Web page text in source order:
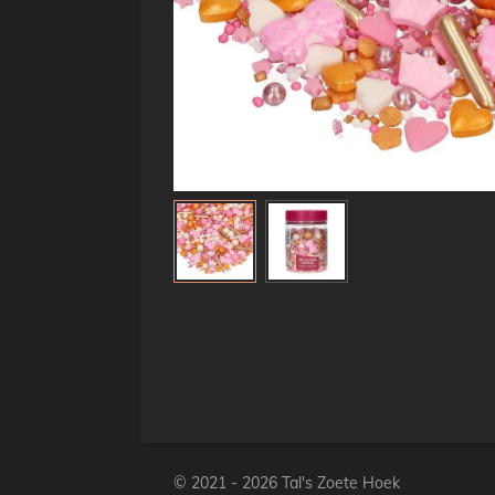
© 2021 - 2026 Tal's Zoete Hoek